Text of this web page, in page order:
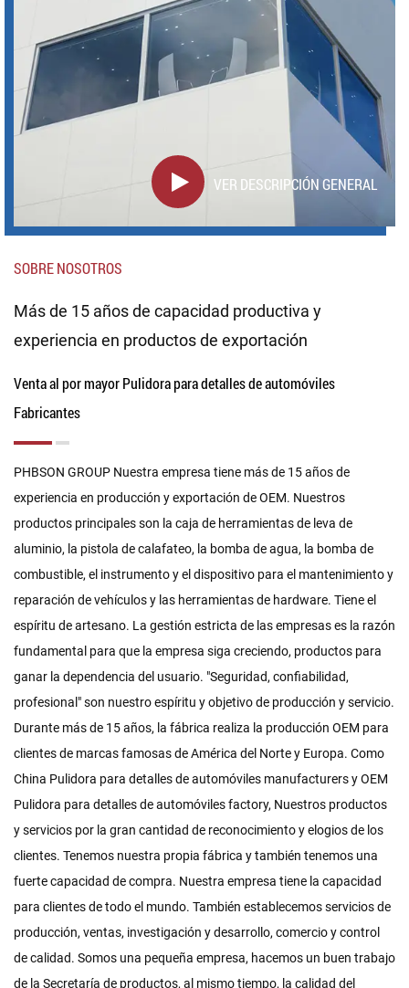
VER DESCRIPCIÓN GENERAL
SOBRE NOSOTROS
Más de 15 años de capacidad productiva y
experiencia en productos de exportación
Venta al por mayor Pulidora para detalles de automóviles
Fabricantes
PHBSON GROUP Nuestra empresa tiene más de 15 años de
experiencia en producción y exportación de OEM. Nuestros
productos principales son la caja de herramientas de leva de
aluminio, la pistola de calafateo, la bomba de agua, la bomba de
combustible, el instrumento y el dispositivo para el mantenimiento y
reparación de vehículos y las herramientas de hardware. Tiene el
espíritu de artesano. La gestión estricta de las empresas es la razón
fundamental para que la empresa siga creciendo, productos para
ganar la dependencia del usuario. "Seguridad, confiabilidad,
profesional" son nuestro espíritu y objetivo de producción y servicio.
Durante más de 15 años, la fábrica realiza la producción OEM para
clientes de marcas famosas de América del Norte y Europa. Como
China Pulidora para detalles de automóviles manufacturersyOEM
Pulidora para detalles de automóviles factory, Nuestros productos
y servicios por la gran cantidad de reconocimiento y elogios de los
clientes. Tenemos nuestra propia fábrica y también tenemos una
fuerte capacidad de compra. Nuestra empresa tiene la capacidad
para clientes de todo el mundo. También establecemos servicios de
producción, ventas, investigación y desarrollo, comercio y control
de calidad. Somos una pequeña empresa, hacemos un buen trabajo
de la Secretaría de productos, al mismo tiempo, la calidad del